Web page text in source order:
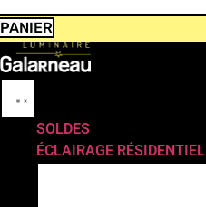
PANIER
SOLDES
ÉCLAIRAGE RÉSIDENTIEL